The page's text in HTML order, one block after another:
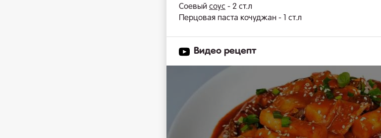
Соевый соус - 2 ст.л
Перцовая паста кочуджан - 1 ст.л
Видео рецепт